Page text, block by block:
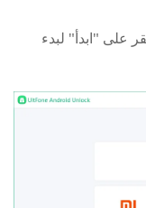
على "ابدأ" لبدء